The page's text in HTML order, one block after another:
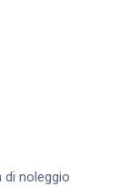
di noleggio